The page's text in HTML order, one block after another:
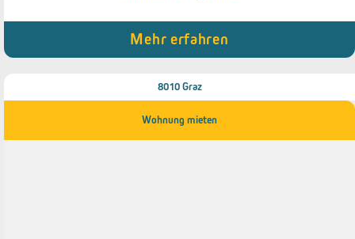
● Schlossbergblick
Mehr erfahren
8010 Graz
Wohnung mieten